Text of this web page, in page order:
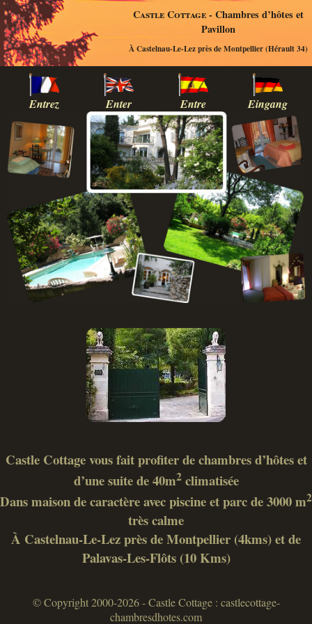
Castle Cottage- Chambres d’hôtes et
Pavillon
À Castelnau-Le-Lez près de Montpellier (Hérault 34)
Entrez Enter Entre Eingang
Castle Cottage vous fait profiter de chambres d’hôtes et
d’une suite de 40m2climatisée
Dans maison de caractère avec piscine et parc de 3000 m2
très calme
À Castelnau-Le-Lez près de Montpellier (4kms) et de
Palavas-Les-Flôts (10 Kms)
© Copyright 2000-2026 - Castle Cottage : castlecottage-
chambresdhotes.com